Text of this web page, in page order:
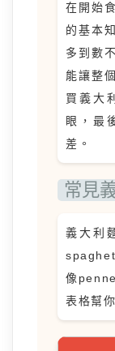
在開始
的基本
多到數
能讓整
買義大
眼，最
差。
常見
義大利
像
表格幫